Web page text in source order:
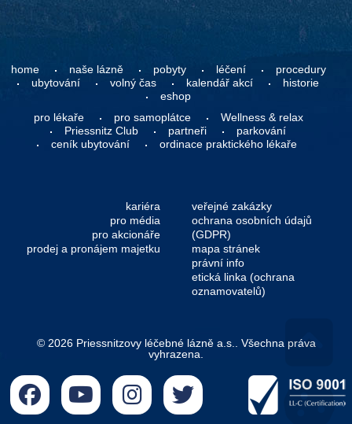
home naše lázně pobyty léčení
procedury
ubytování
volný čas kalendář akcí
historie
eshop
pro lékaře
pro samoplátce
Wellness & relax
Priessnitz Club
partneři
parkování
ceník ubytování
ordinace praktického lékaře
kariéra
pro média
pro akcionáře
prodej a pronájem majetku
veřejné zakázky
ochrana osobních údajů
(GDPR)
mapa stránek
právní info
etická linka (ochrana
oznamovatelů)
© 2026 Priessnitzovy léčebné lázně a.s.. Všechna práva
vyhrazena.
Go